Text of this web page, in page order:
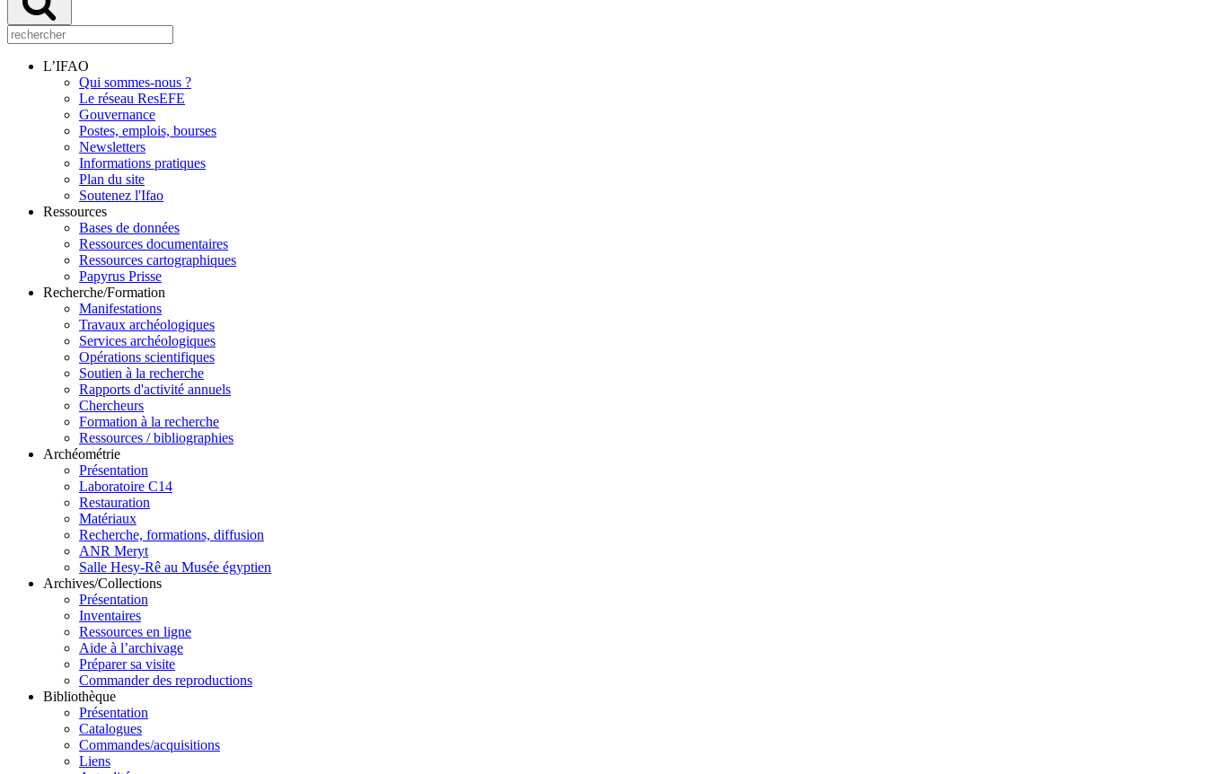
L’IFAO
Qui sommes-nous ?
Le réseau ResEFE
Gouvernance
Postes, emplois, bourses
Newsletters
Informations pratiques
Plan du site
Soutenez l'Ifao
Ressources
Bases de données
Ressources documentaires
Ressources cartographiques
Papyrus Prisse
Recherche/Formation
Manifestations
Travaux archéologiques
Services archéologiques
Opérations scientifiques
Soutien à la recherche
Rapports d'activité annuels
Chercheurs
Formation à la recherche
Ressources / bibliographies
Archéométrie
Présentation
Laboratoire C14
Restauration
Matériaux
Recherche, formations, diffusion
ANR Meryt
Salle Hesy-Rê au Musée égyptien
Archives/Collections
Présentation
Inventaires
Ressources en ligne
Aide à l’archivage
Préparer sa visite
Commander des reproductions
Bibliothèque
Présentation
Catalogues
Commandes/acquisitions
Liens